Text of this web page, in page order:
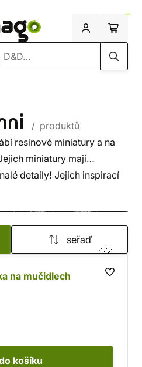
/ produktů
resinové miniatury a na
miniatury mají
detaily! Jejich inspirací
seřaď
na mučidlech
košíku